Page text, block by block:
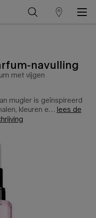
winkelzoeker
navulling
met vijgen
mugler is geïnspireerd
kleuren e… lees de